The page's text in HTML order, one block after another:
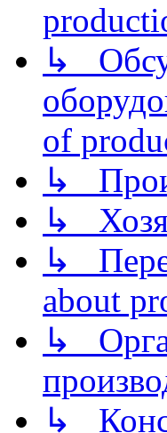
↳
of
↳
↳
↳
about
↳
↳